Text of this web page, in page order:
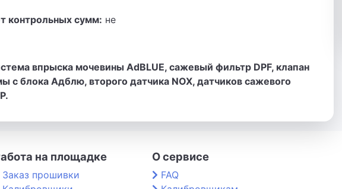
контрольных сумм: не
впрыска мочевины AdBLUE, сажевый фильтр DPF, клапан
с блока Адблю, второго датчика NOX, датчиков сажевого
на площадке
Заказ прошивки
О сервисе
FAQ